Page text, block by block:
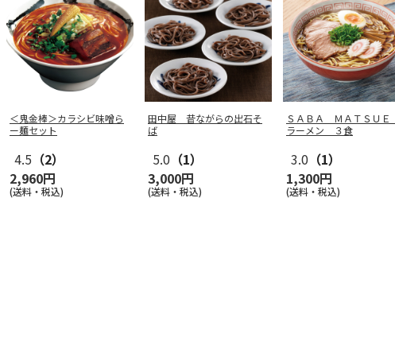
＜鬼金棒＞カラシビ味噌ら
ー麺セット
4.5 （2）
2,960円
(送料・税込)
田中屋 昔ながらの出石そ
ば
5.0 （1）
3,000円
(送料・税込)
ＳＡＢＡ ＭＡＴＳＵＥ
ラーメン ３食
3.0 （1）
1,300円
(送料・税込)